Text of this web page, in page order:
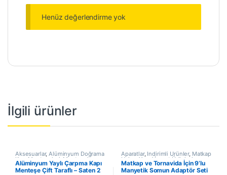
Henüz değerlendirme yok
İlgili ürünler
Aksesuarlar,Alüminyum Doğrama
Kapı Menteşeleri, Menteşeler
Yapı / İnşaat Ürünleri
Alüminyum Yaylı Çarpma Kapı
Menteşe Çift Taraflı – Saten 2
Aparatlar, İndirimli Ürünler, Matkap
Uçları Yapı / İnşaat Ürünleri
Matkap ve Tornavida İçin 9’lu
Manyetik Somun Adaptör Seti